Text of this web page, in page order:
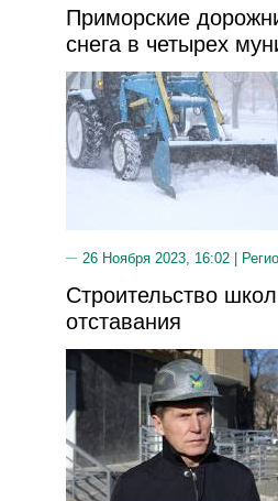
Приморские
снега в четырех
26 Ноября 2023, 16:02 |
Строительство
отставания